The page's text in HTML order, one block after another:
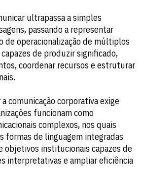
ultrapassa a simples
passando a representar
de operacionalização de múltiplos
de produzir significado,
coordenar recursos e estruturar
comunicação corporativa exige
funcionam como
complexos, nos quais
formas de linguagem integradas
objetivos institucionais capazes de
interpretativas e ampliar eficiência